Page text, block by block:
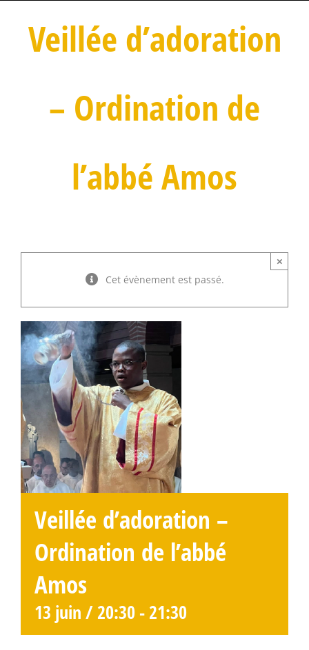
Veillée d’adoration
– Ordination de
l’abbé Amos
Cet évènement est passé.
×
Veillée d’adoration –
Ordination de l’abbé
Amos
13 juin / 20:30 -21:30